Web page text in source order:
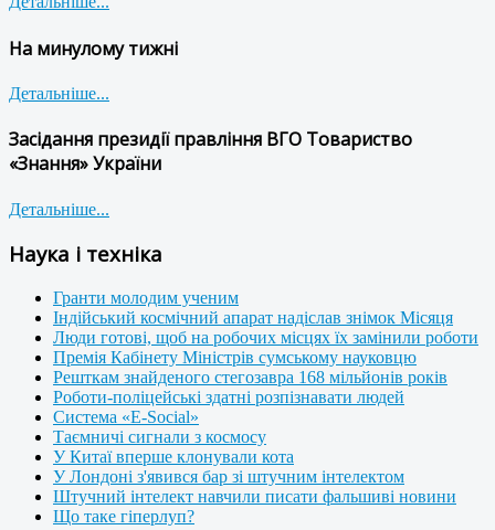
На минулому тижні
Детальніше...
Засідання президії правління ВГО Товариство
«Знання» України
Детальніше...
Наука і техніка
Гранти молодим ученим
Індійський космічний апарат надіслав знімок Місяця
Люди готові, щоб на робочих місцях їх замінили роботи
Премія Кабінету Міністрів сумському науковцю
Решткам знайденого стегозавра 168 мільйонів років
Роботи-поліцейські здатні розпізнавати людей
Система «E-Social»
Таємничі сигнали з космосу
У Китаї вперше клонували кота
У Лондоні з'явився бар зі штучним інтелектом
Штучний інтелект навчили писати фальшиві новини
Що таке гіперлуп?